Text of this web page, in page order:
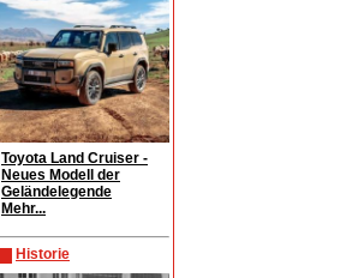
Toyota Land Cruiser -
Neues Modell der
Geländelegende
Mehr...
Historie